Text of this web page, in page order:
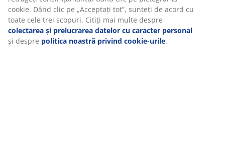
pentru două persoane
- Pat 160x200 cm - dimensiunea standard pentru un dormitor
matrimonial
- Pat 180x200 cm - alegerea supremă pentru un somn
relaxant și confortabil
cookie. Dând clic pe „Acceptați tot”, sunteți de acord cu
toate cele trei scopuri. Citiți mai multe despre
colectarea și prelucrarea datelor cu caracter personal
și despre politica noastră privind cookie-urile.